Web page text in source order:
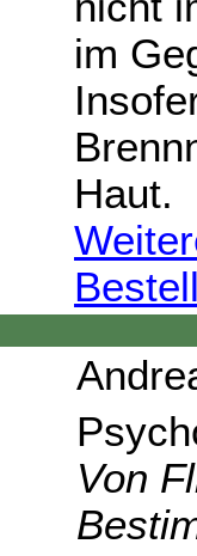
im
Haut.
Von